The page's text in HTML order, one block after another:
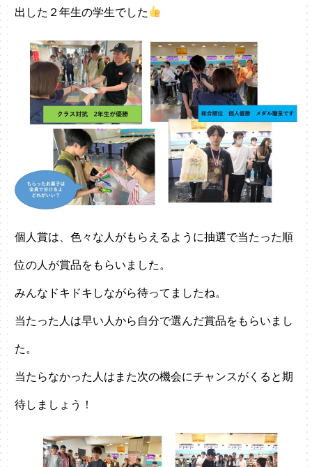
出した２年生の学生でした
個人賞は、色々な人がもらえるように抽選で当たった順
位の人が賞品をもらいました。
みんなドキドキしながら待ってましたね。
当たった人は早い人から自分で選んだ賞品をもらいまし
た。
当たらなかった人はまた次の機会にチャンスがくると期
待しましょう！